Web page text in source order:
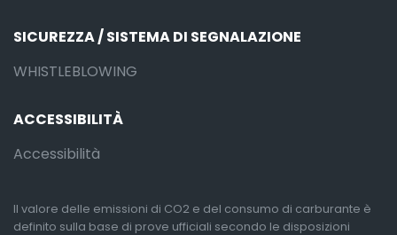
SICUREZZA / SISTEMA DI SEGNALAZIONE
WHISTLEBLOWING
ACCESSIBILITÀ
Accessibilità
Il valore delle emissioni di CO2 e del consumo di carburante è
definito sulla base di prove ufficiali secondo le disposizioni